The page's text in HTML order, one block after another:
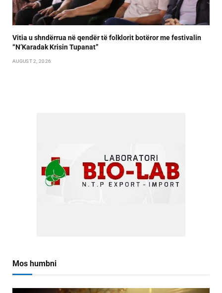
Vitia u shndërrua në qendër të folklorit botëror me festivalin
“N’Karadak Krisin Tupanat”
AUGUST 2, 2026
Mos humbni